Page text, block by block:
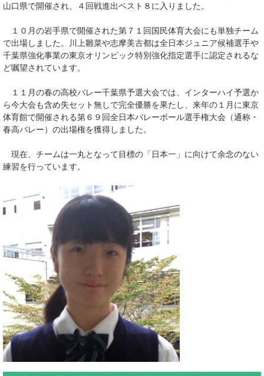
山口県で開催され、４回戦進出ベスト８に入りました。
１０月の岩手県で開催された第７１回国民体育大会にも単独チーム
で出場しました。川上雛菜や志摩美古都は全日本ジュニア候補選手や
千葉県強化事業の東京オリンピック特別強化指定選手に認定されるな
ど嘱望されています。
１１月の春の高校バレー千葉県予選大会では、インターハイ予選か
ら今大会も含め失セット無しで完全優勝を果たし、来年の１月に東京
体育館で開催される第６９回全日本バレーボール選手権大会（通称・
春高バレー）の出場権を獲得しました。
現在、チームは一丸となって目標の「日本一」に向けて余念のない
練習を行っています。